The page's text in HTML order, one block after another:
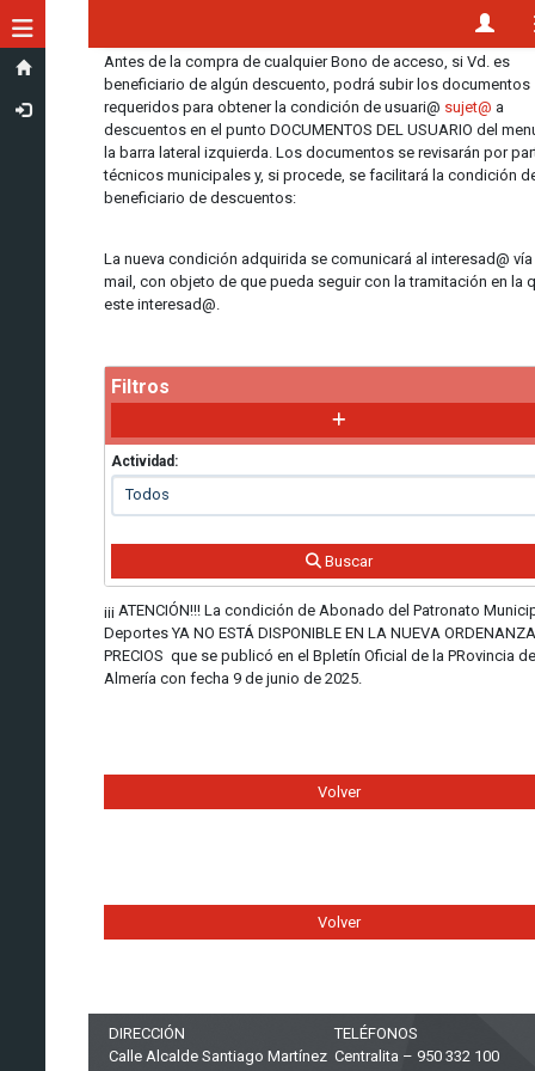
Toggle navigation
Antes de la compra de cualquier Bono de acceso, si Vd. es
beneficiario de algún descuento, podrá subir los documentos
requeridos para obtener la condición de usuari@ sujet@ a
descuentos en el punto DOCUMENTOS DEL USUARIO del
la barra lateral izquierda. Los documentos se revisarán por
técnicos municipales y, si procede, se facilitará la condición
beneficiario de descuentos:
La nueva condición adquirida se comunicará al interesad@ vía
mail, con objeto de que pueda seguir con la tramitación en la
este interesad@.
Filtros
Actividad:
Buscar
¡¡¡ ATENCIÓN!!! La condición de Abonado del Patronato
Deportes YA NO ESTÁ DISPONIBLE EN LA NUEVA
PRECIOS que se publicó en el Bpletín Oficial de la PRovincia
Almería con fecha 9 de junio de 2025.
Volver
Volver
DIRECCIÓN
Calle Alcalde Santiago Martínez
TELÉFONOS
Centralita – 950 332 100